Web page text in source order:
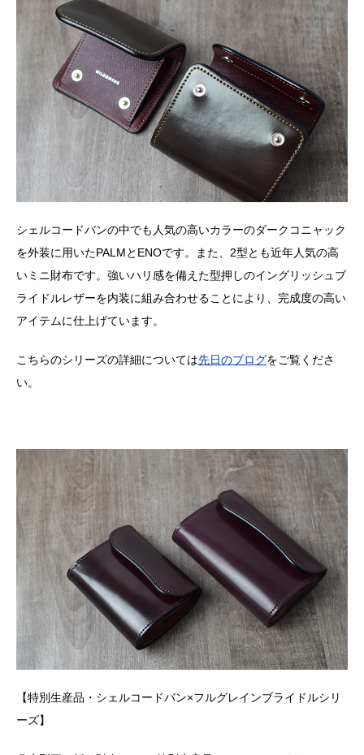
シェルコードバンの中でも人気の高いカラーのダークコニャック
を外装に用いたPALMとENOです。また、2型とも近年人気の高
いミニ財布です。強いハリ感を備えた型押しのイングリッシュブ
ライドルレザーを内装に組み合わせることにより、完成度の高い
アイテムに仕上げています。
こちらのシリーズの詳細については先日のブログをご覧くださ
い。
【特別生産品・シェルコードバン×フルグレインブライドルシリ
ーズ】